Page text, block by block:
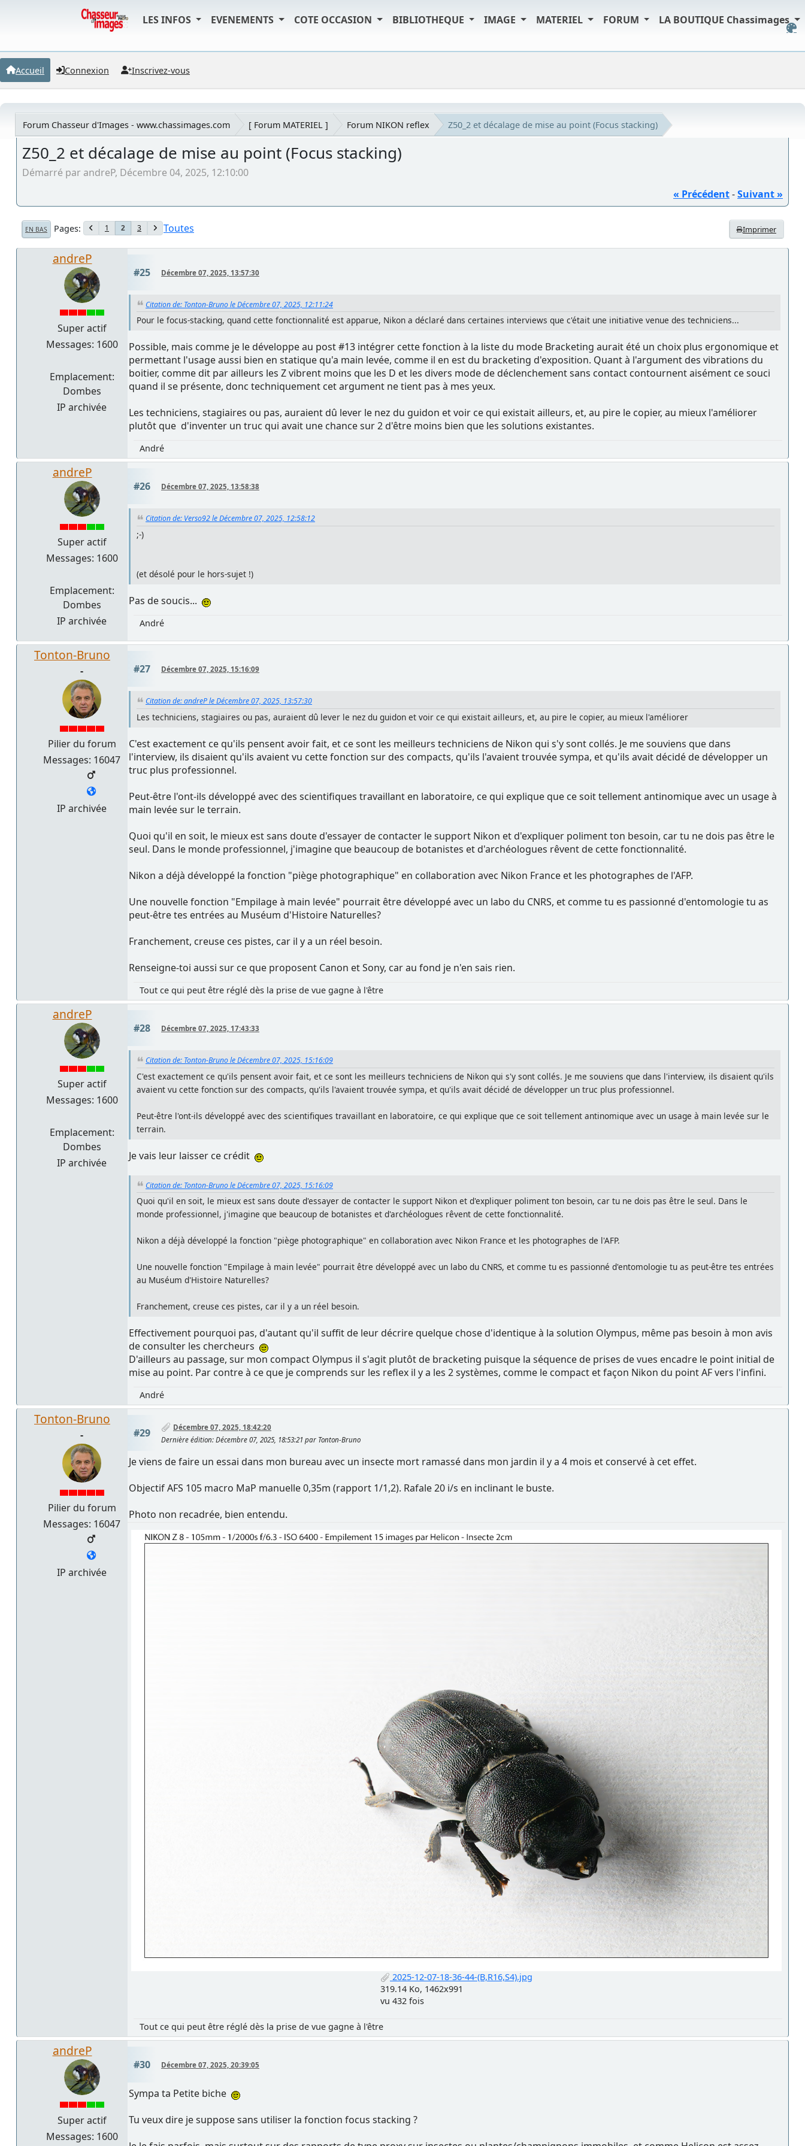
LES INFOS EVENEMENTS COTE OCCASION BIBLIOTHEQUE IMAGE MATERIEL FORUM LA BOUTIQUE Chassimages
Accueil Connexion Inscrivez-vous
Forum Chasseur d'Images - www.chassimages.com [ Forum MATERIEL ] Forum NIKON reflex Z50_2 et décalage de mise au point (Focus stacking)
Z50_2 et décalage de mise au point (Focus stacking)
Démarré par andreP, Décembre 04, 2025, 12:10:00
« Précédent-Suivant »
Imprimer
EN BAS Pages 1 2 3 Toutes
andreP
Super actif
Messages: 1600
Emplacement:
Dombes
IP archivée
#25 Décembre 07, 2025, 13:57:30
Citation de: Tonton-Bruno le Décembre 07, 2025, 12:11:24
Pour le focus-stacking, quand cette fonctionnalité est apparue, Nikon a déclaré dans certaines interviews que c'était une initiative venue des techniciens...
Possible, mais comme je le développe au post #13 intégrer cette fonction à la liste du mode Bracketing aurait été un choix plus ergonomique et
permettant l'usage aussi bien en statique qu'a main levée, comme il en est du bracketing d'exposition. Quant à l'argument des vibrations du
boitier, comme dit par ailleurs les Z vibrent moins que les D et les divers mode de déclenchement sans contact contournent aisément ce souci
quand il se présente, donc techniquement cet argument ne tient pas à mes yeux.
Les techniciens, stagiaires ou pas, auraient dû lever le nez du guidon et voir ce qui existait ailleurs, et, au pire le copier, au mieux l'améliorer
plutôt que d'inventer un truc qui avait une chance sur 2 d'être moins bien que les solutions existantes.
André
andreP
Super actif
Messages: 1600
Emplacement:
Dombes
IP archivée
#26 Décembre 07, 2025, 13:58:38
Citation de: Verso92 le Décembre 07, 2025, 12:58:12
;-)
(et désolé pour le hors-sujet !)
Pas de soucis...
André
Tonton-Bruno
-
Pilier du forum
Messages: 16047
IP archivée
#27 Décembre 07, 2025, 15:16:09
Citation de: andreP le Décembre 07, 2025, 13:57:30
Les techniciens, stagiaires ou pas, auraient dû lever le nez du guidon et voir ce qui existait ailleurs, et, au pire le copier, au mieux l'améliorer
C'est exactement ce qu'ils pensent avoir fait, et ce sont les meilleurs techniciens de Nikon qui s'y sont collés. Je me souviens que dans
l'interview, ils disaient qu'ils avaient vu cette fonction sur des compacts, qu'ils l'avaient trouvée sympa, et qu'ils avait décidé de développer un
truc plus professionnel.
Peut-être l'ont-ils développé avec des scientifiques travaillant en laboratoire, ce qui explique que ce soit tellement antinomique avec un usage à
main levée sur le terrain.
Quoi qu'il en soit, le mieux est sans doute d'essayer de contacter le support Nikon et d'expliquer poliment ton besoin, car tu ne dois pas être le
seul. Dans le monde professionnel, j'imagine que beaucoup de botanistes et d'archéologues rêvent de cette fonctionnalité.
Nikon a déjà développé la fonction "piège photographique" en collaboration avec Nikon France et les photographes de l'AFP.
Une nouvelle fonction "Empilage à main levée" pourrait être développé avec un labo du CNRS, et comme tu es passionné d'entomologie tu as
peut-être tes entrées au Muséum d'Histoire Naturelles?
Franchement, creuse ces pistes, car il y a un réel besoin.
Renseigne-toi aussi sur ce que proposent Canon et Sony, car au fond je n'en sais rien.
Tout ce qui peut être réglé dès la prise de vue gagne à l'être
andreP
Super actif
Messages: 1600
Emplacement:
Dombes
IP archivée
#28 Décembre 07, 2025, 17:43:33
Citation de: Tonton-Bruno le Décembre 07, 2025, 15:16:09
C'est exactement ce qu'ils pensent avoir fait, et ce sont les meilleurs techniciens de Nikon qui s'y sont collés. Je me souviens que dans l'interview, ils disaient qu'ils
avaient vu cette fonction sur des compacts, qu'ils l'avaient trouvée sympa, et qu'ils avait décidé de développer un truc plus professionnel.
Peut-être l'ont-ils développé avec des scientifiques travaillant en laboratoire, ce qui explique que ce soit tellement antinomique avec un usage à main levée sur le
terrain.
Je vais leur laisser ce crédit
Citation de: Tonton-Bruno le Décembre 07, 2025, 15:16:09
Quoi qu'il en soit, le mieux est sans doute d'essayer de contacter le support Nikon et d'expliquer poliment ton besoin, car tu ne dois pas être le seul. Dans le
monde professionnel, j'imagine que beaucoup de botanistes et d'archéologues rêvent de cette fonctionnalité.
Nikon a déjà développé la fonction "piège photographique" en collaboration avec Nikon France et les photographes de l'AFP.
Une nouvelle fonction "Empilage à main levée" pourrait être développé avec un labo du CNRS, et comme tu es passionné d'entomologie tu as peut-être tes entrées
au Muséum d'Histoire Naturelles?
Franchement, creuse ces pistes, car il y a un réel besoin.
Effectivement pourquoi pas, d'autant qu'il suffit de leur décrire quelque chose d'identique à la solution Olympus, même pas besoin à mon avis
de consulter les chercheurs
D'ailleurs au passage, sur mon compact Olympus il s'agit plutôt de bracketing puisque la séquence de prises de vues encadre le point initial de
mise au point. Par contre à ce que je comprends sur les reflex il y a les 2 systèmes, comme le compact et façon Nikon du point AF vers l'infini.
André
Tonton-Bruno
-
Pilier du forum
Messages: 16047
IP archivée
#29
Décembre 07, 2025, 18:42:20
Dernière édition: Décembre 07, 2025, 18:53:21 par Tonton-Bruno
Je viens de faire un essai dans mon bureau avec un insecte mort ramassé dans mon jardin il y a 4 mois et conservé à cet effet.
Objectif AFS 105 macro MaP manuelle 0,35m (rapport 1/1,2). Rafale 20 i/s en inclinant le buste.
Photo non recadrée, bien entendu.
2025-12-07-18-36-44-(B,R16,S4).jpg
319.14 Ko, 1462x991
vu 432 fois
Tout ce qui peut être réglé dès la prise de vue gagne à l'être
andreP
Super actif
Messages: 1600
#30 Décembre 07, 2025, 20:39:05
Sympa ta Petite biche
Tu veux dire je suppose sans utiliser la fonction focus stacking ?